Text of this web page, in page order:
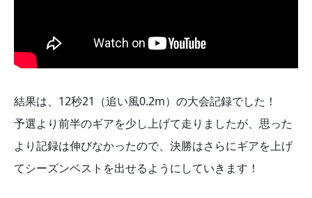
結果は、12秒21（追い風0.2m）の大会記録でした！
予選より前半のギアを少し上げて走りましたが、思った
より記録は伸びなかったので、決勝はさらにギアを上げ
てシーズンベストを出せるようにしていきます！